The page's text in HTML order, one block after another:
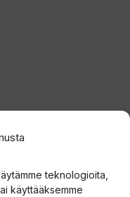
teknologioita,
käyttääksemme